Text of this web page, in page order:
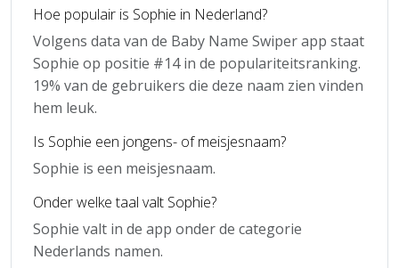
Hoe populair is Sophie in Nederland?
Volgens data van de Baby Name Swiper app staat
Sophie op positie #14 in de populariteitsranking.
19% van de gebruikers die deze naam zien vinden
hem leuk.
Is Sophie een jongens- of meisjesnaam?
Sophie is een meisjesnaam.
Onder welke taal valt Sophie?
Sophie valt in de app onder de categorie
Nederlands namen.